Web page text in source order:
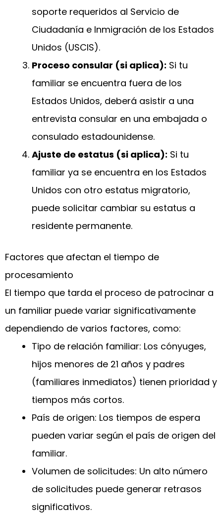
soporte requeridos al Servicio de
Ciudadanía e Inmigración de los Estados
Unidos (USCIS).
Proceso consular (si aplica): Si tu
familiar se encuentra fuera de los
Estados Unidos, deberá asistir a una
entrevista consular en una embajada o
consulado estadounidense.
Ajuste de estatus (si aplica): Si tu
familiar ya se encuentra en los Estados
Unidos con otro estatus migratorio,
puede solicitar cambiar su estatus a
residente permanente.
Factores que afectan el tiempo de
procesamiento
El tiempo que tarda el proceso de patrocinar a
un familiar puede variar significativamente
dependiendo de varios factores, como:
Tipo de relación familiar: Los cónyuges,
hijos menores de 21 años y padres
(familiares inmediatos) tienen prioridad y
tiempos más cortos.
País de origen: Los tiempos de espera
pueden variar según el país de origen del
familiar.
Volumen de solicitudes: Un alto número
de solicitudes puede generar retrasos
significativos.